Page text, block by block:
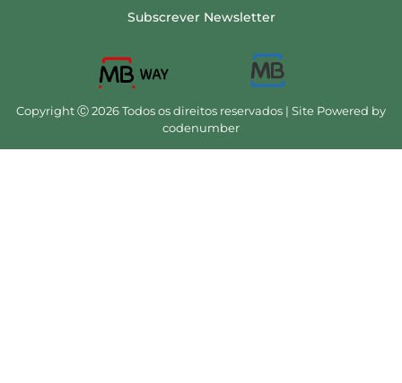
Subscrever Newsletter
Copyright Ⓒ 2026 Todos os direitos reservados | Site Powered by
codenumber